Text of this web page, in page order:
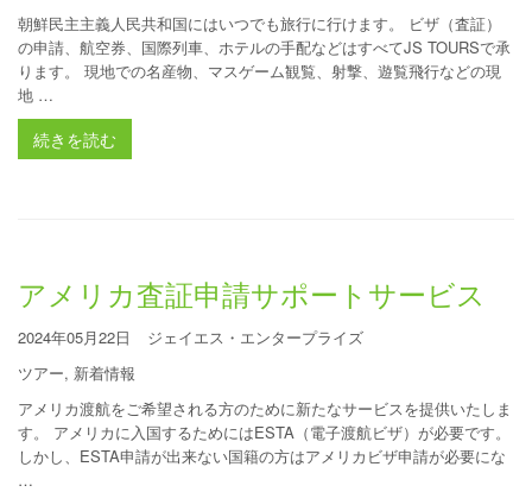
朝鮮民主主義人民共和国にはいつでも旅行に行けます。 ビザ（査証）
の申請、航空券、国際列車、ホテルの手配などはすべてJS TOURSで承
ります。 現地での名産物、マスゲーム観覧、射撃、遊覧飛行などの現
地 …
続きを読む
アメリカ査証申請サポートサービス
2024年05月22日
ジェイエス・エンタープライズ
ツアー, 新着情報
アメリカ渡航をご希望される方のために新たなサービスを提供いたしま
す。 アメリカに入国するためにはESTA（電子渡航ビザ）が必要です。
しかし、ESTA申請が出来ない国籍の方はアメリカビザ申請が必要にな
…